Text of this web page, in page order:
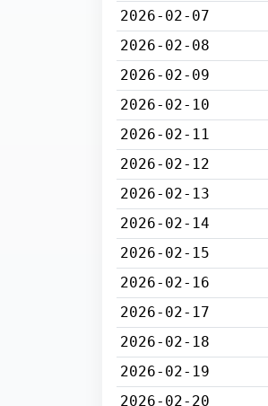
2026-02-07
2026-02-08
2026-02-09
2026-02-10
2026-02-11
2026-02-12
2026-02-13
2026-02-14
2026-02-15
2026-02-16
2026-02-17
2026-02-18
2026-02-19
2026-02-20